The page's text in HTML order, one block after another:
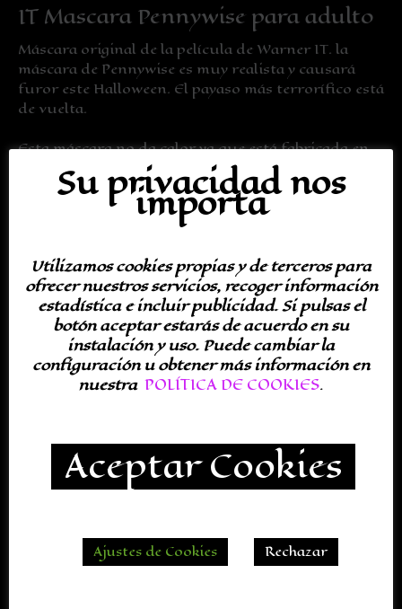
IT Mascara Pennywise para adulto
Máscara original de la película de Warner IT. la
máscara de Pennywise es muy realista y causará
furor este Halloween. El payaso más terrorífico está
de vuelta.
Esta máscara no da calor ya que está fabricada en
material plástico.
Estas máscaras están de moda este año:
Su privacidad nos
importa
Utilizamos cookies propias y de terceros para
ofrecer nuestros servicios, recoger información
estadística e incluir publicidad. Si pulsas el
botón aceptar estarás de acuerdo en su
instalación y uso. Puede cambiar la
configuración u obtener más información en
nuestra POLÍTICA DE COOKIES.
Aceptar Cookies
Ajustes de Cookies Rechazar